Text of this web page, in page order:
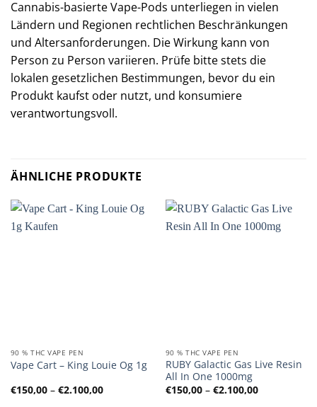
Cannabis-basierte Vape-Pods unterliegen in vielen
Ländern und Regionen rechtlichen Beschränkungen
und Altersanforderungen. Die Wirkung kann von
Person zu Person variieren. Prüfe bitte stets die
lokalen gesetzlichen Bestimmungen, bevor du ein
Produkt kaufst oder nutzt, und konsumiere
verantwortungsvoll.
ÄHNLICHE PRODUKTE
90 % THC VAPE PEN
Vape Cart – King Louie Og 1g
€150,00 – €2.100,00Preisspanne:
€150,00
90 % THC VAPE PEN
RUBY Galactic Gas Live Resin
All In One 1000mg
€150,00 – €2.100,00
€150,00